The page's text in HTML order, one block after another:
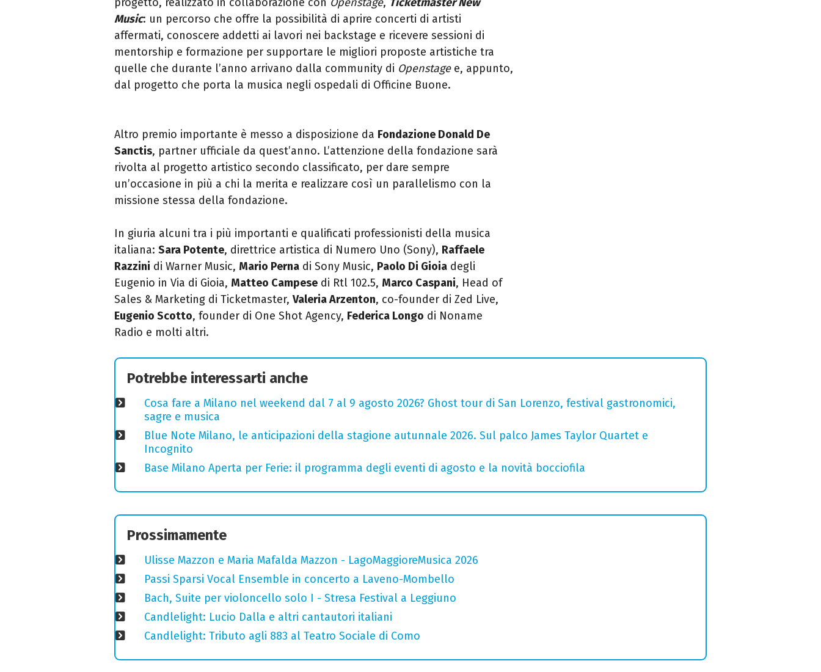
Music: un percorso che offre la possibilità di aprire concerti di artisti
affermati, conoscere addetti ai lavori nei backstage e ricevere sessioni di
mentorship e formazione per supportare le migliori proposte artistiche tra
quelle che durante l’anno arrivano dalla community di Openstage e, appunto,
dal progetto che porta la musica negli ospedali di Officine Buone.
Altro premio importante è messo a disposizione da Fondazione Donald De
Sanctis, partner ufficiale da quest’anno. L’attenzione della fondazione sarà
rivolta al progetto artistico secondo classificato, per dare sempre
un’occasione in più a chi la merita e realizzare così un parallelismo con la
missione stessa della fondazione.
In giuria alcuni tra i più importanti e qualificati professionisti della musica
italiana: Sara Potente, direttrice artistica di Numero Uno (Sony), Raffaele
Razzini di Warner Music, Mario Perna di Sony Music, Paolo Di Gioia degli
Eugenio in Via di Gioia, Matteo Campese di Rtl 102.5, Marco Caspani, Head of
Sales & Marketing di Ticketmaster, Valeria Arzenton, co-founder di Zed Live,
Eugenio Scotto, founder di One Shot Agency, Federica Longo di Noname
Radio e molti altri.
Potrebbe interessarti anche
Cosa fare a Milano nel weekend dal 7 al 9 agosto 2026? Ghost tour di San Lorenzo, festival gastronomici,
sagre e musica
Blue Note Milano, le anticipazioni della stagione autunnale 2026. Sul palco James Taylor Quartet e
Incognito
Base Milano Aperta per Ferie: il programma degli eventi di agosto e la novità bocciofila
Prossimamente
Ulisse Mazzon e Maria Mafalda Mazzon - LagoMaggioreMusica 2026
Passi Sparsi Vocal Ensemble in concerto a Laveno-Mombello
Bach, Suite per violoncello solo I - Stresa Festival a Leggiuno
Candlelight: Lucio Dalla e altri cantautori italiani
Candlelight: Tributo agli 883 al Teatro Sociale di Como